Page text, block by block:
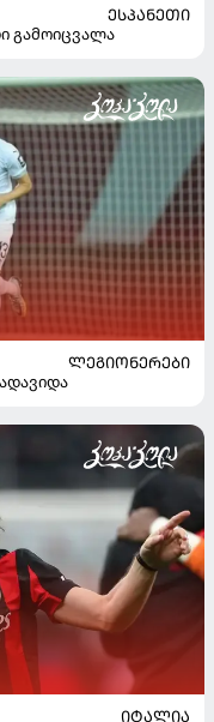
ᲔᲡᲞᲐᲜᲔᲗᲘ
გამოიცვალა
ᲚᲔᲒᲘᲝᲜᲔᲠᲔᲑᲘ
ᲘᲢᲐᲚᲘᲐ